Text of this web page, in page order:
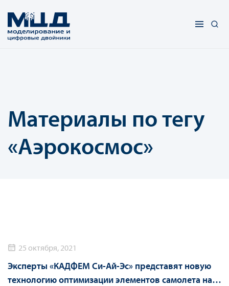
Материалы по тегу
«Аэрокосмос»
25 октября, 2021
Эксперты «КАДФЕМ Си-Ай-Эс» представят новую
технологию оптимизации элементов самолета на